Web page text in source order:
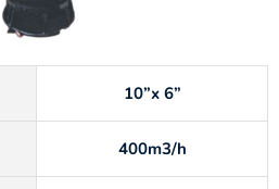
10”x 6”
400m3/h